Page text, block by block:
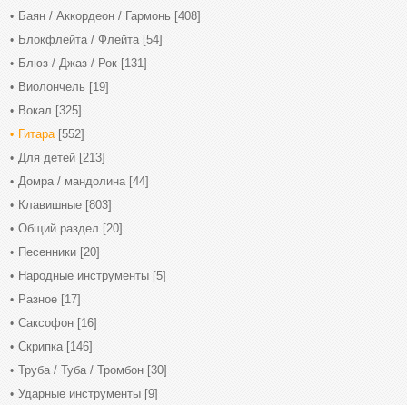
Баян / Аккордеон / Гармонь [408]
Блокфлейта / Флейта [54]
Блюз / Джаз / Рок [131]
Виолончель [19]
Вокал [325]
Гитара [552]
Для детей [213]
Домра / мандолина [44]
Клавишные [803]
Общий раздел [20]
Песенники [20]
Народные инструменты [5]
Разное [17]
Саксофон [16]
Скрипка [146]
Труба / Туба / Тромбон [30]
Ударные инструменты [9]